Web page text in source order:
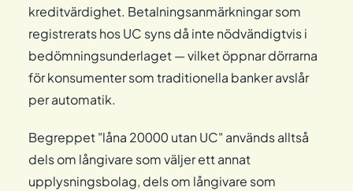
kreditvärdighet. Betalningsanmärkningar som
registrerats hos UC syns då inte nödvändigtvis i
bedömningsunderlaget — vilket öppnar dörrarna
för konsumenter som traditionella banker avslår
per automatik.
Begreppet "låna 20000 utan UC" används alltså
dels om långivare som väljer ett annat
upplysningsbolag, dels om långivare som